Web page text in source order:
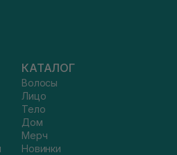
КАТАЛОГ
Волосы
Лицо
Тело
Дом
Мерч
Новинки